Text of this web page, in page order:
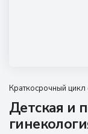
Краткосрочный
Детская и